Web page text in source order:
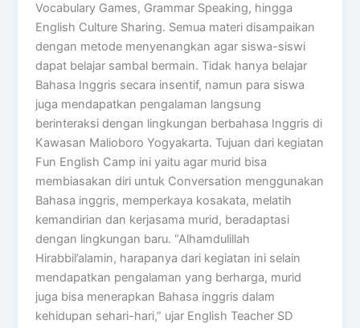
Vocabulary Games, Grammar Speaking, hingga
English Culture Sharing. Semua materi disampaikan
dengan metode menyenangkan agar siswa-siswi
dapat belajar sambal bermain. Tidak hanya belajar
Bahasa Inggris secara insentif, namun para siswa
juga mendapatkan pengalaman langsung
berinteraksi dengan lingkungan berbahasa Inggris di
Kawasan Malioboro Yogyakarta. Tujuan dari kegiatan
Fun English Camp ini yaitu agar murid bisa
membiasakan diri untuk Conversation menggunakan
Bahasa inggris, memperkaya kosakata, melatih
kemandirian dan kerjasama murid, beradaptasi
dengan lingkungan baru. “Alhamdulillah
Hirabbil’alamin, harapanya dari kegiatan ini selain
mendapatkan pengalaman yang berharga, murid
juga bisa menerapkan Bahasa inggris dalam
kehidupan sehari-hari,” ujar English Teacher SD